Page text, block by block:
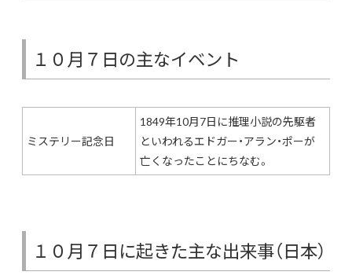
１０月７日の主なイベント
ミステリー記念日
1849年10月7日に推理小説の先駆者
といわれるエドガー・アラン・ポーが
亡くなったことにちなむ。
１０月７日に起きた主な出来事（日本）